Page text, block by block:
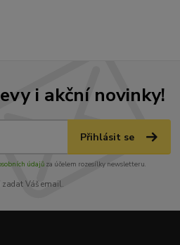
i akční novinky!
Přihlásit se
údajůza účelem rozesílky newsletteru.
zadat Váš email.